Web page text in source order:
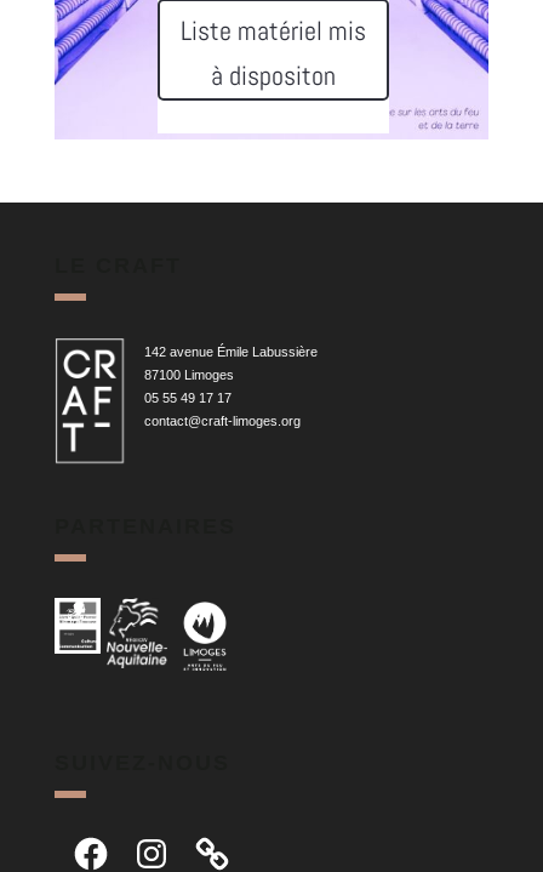
Liste matériel mis
à dispositon
142 avenue Émile Labussière
87100 Limoges
05 55 49 17 17
contact@craft-limoges.org
FacebookInstagram